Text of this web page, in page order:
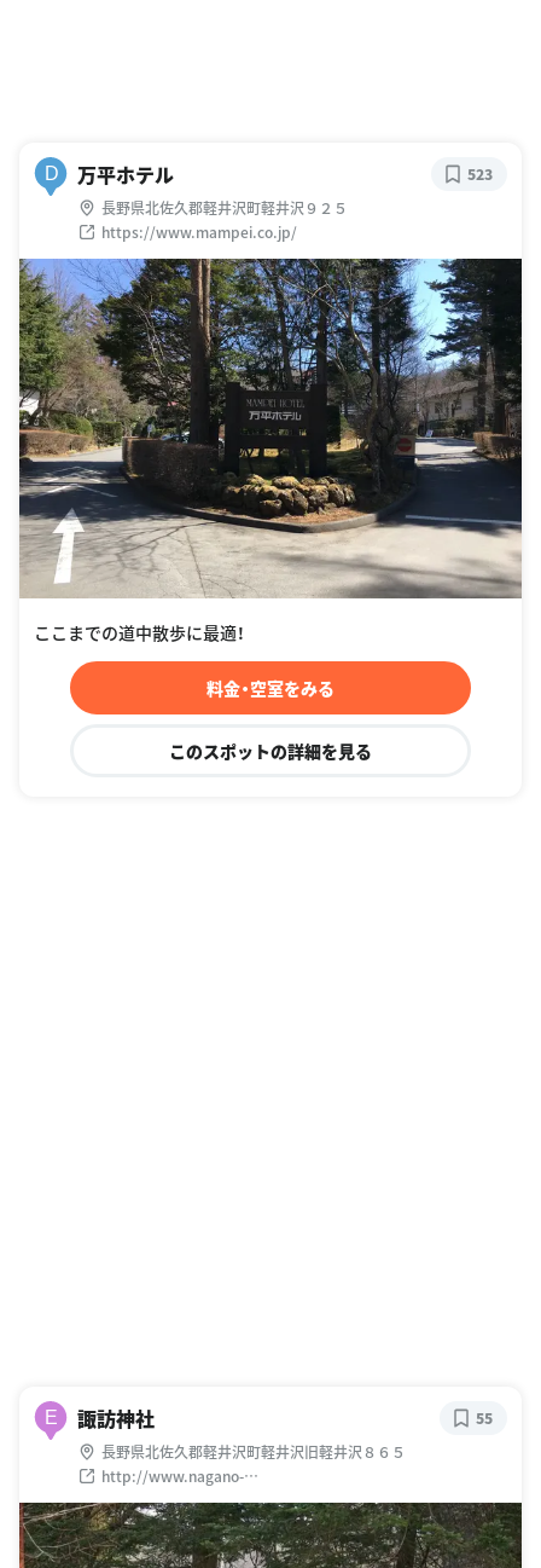
D 万平ホテル
長野県北佐久郡軽井沢町軽井沢９２５
https://www.mampei.co.jp/
523
ここまでの道中散歩に最適！
料金・空室をみる
このスポットの詳細を見る
E 諏訪神社
長野県北佐久郡軽井沢町軽井沢旧軽井沢８６５
http://www.nagano-
jinjacho.jp/shibu/03tousin/02kitasaku/2042.htm
55